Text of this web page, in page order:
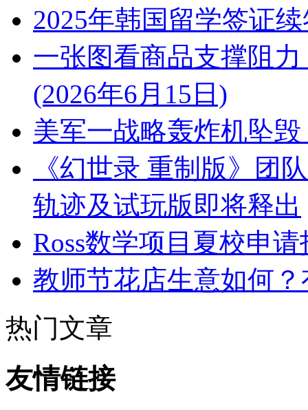
2025年韩国留学签证
一张图看商品支撑阻
(2026年6月15日)
美军一战略轰炸机坠
《幻世录 重制版》团
轨迹及试玩版即将释出
Ross数学项目夏校申
教师节花店生意如何
热门文章
友情链接